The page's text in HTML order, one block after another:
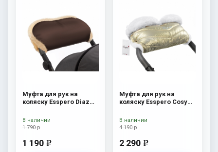
Муфта для рук на
коляску Esspero Diaz
Chocolat
1 790 р
1 190 e
В наличии
Муфта для рук на
коляску Esspero Cosy
4 190 р
2 290 e
В наличии